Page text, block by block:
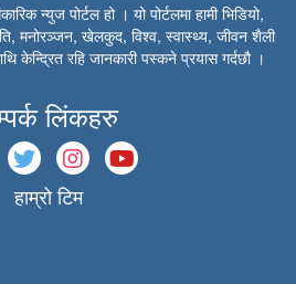
न्युज पोर्टल हो । यो पोर्टलमा हामी भिडियो,
मनोरञ्जन, खेलकुद, विश्व, स्वास्थ्य, जीवन शैली
केन्द्रित रहि जानकारी पस्कने प्रयास गर्दछौ ।
लिंकहरु
हाम्रो टिम